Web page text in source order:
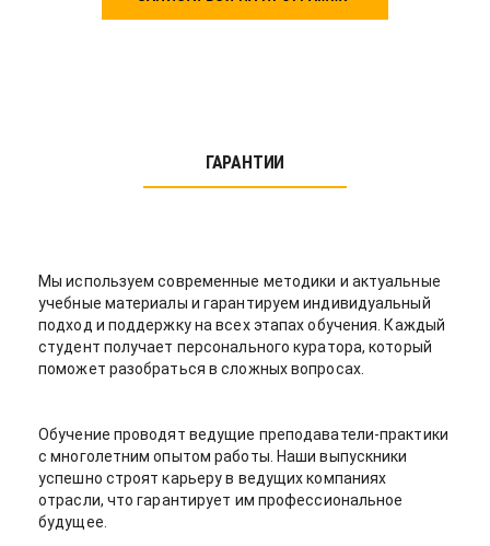
ГАРАНТИИ
Мы используем современные методики и актуальные
учебные материалы и гарантируем индивидуальный
подход и поддержку на всех этапах обучения. Каждый
студент получает персонального куратора, который
поможет разобраться в сложных вопросах.
Обучение проводят ведущие преподаватели-практики
с многолетним опытом работы. Наши выпускники
успешно строят карьеру в ведущих компаниях
отрасли, что гарантирует им профессиональное
будущее.